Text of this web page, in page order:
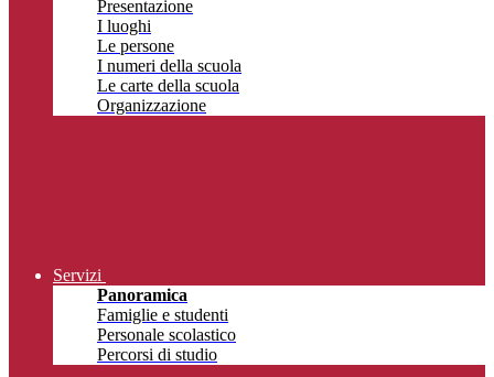
Presentazione
I luoghi
Le persone
I numeri della scuola
Le carte della scuola
Organizzazione
Servizi
Panoramica
Famiglie e studenti
Personale scolastico
Percorsi di studio